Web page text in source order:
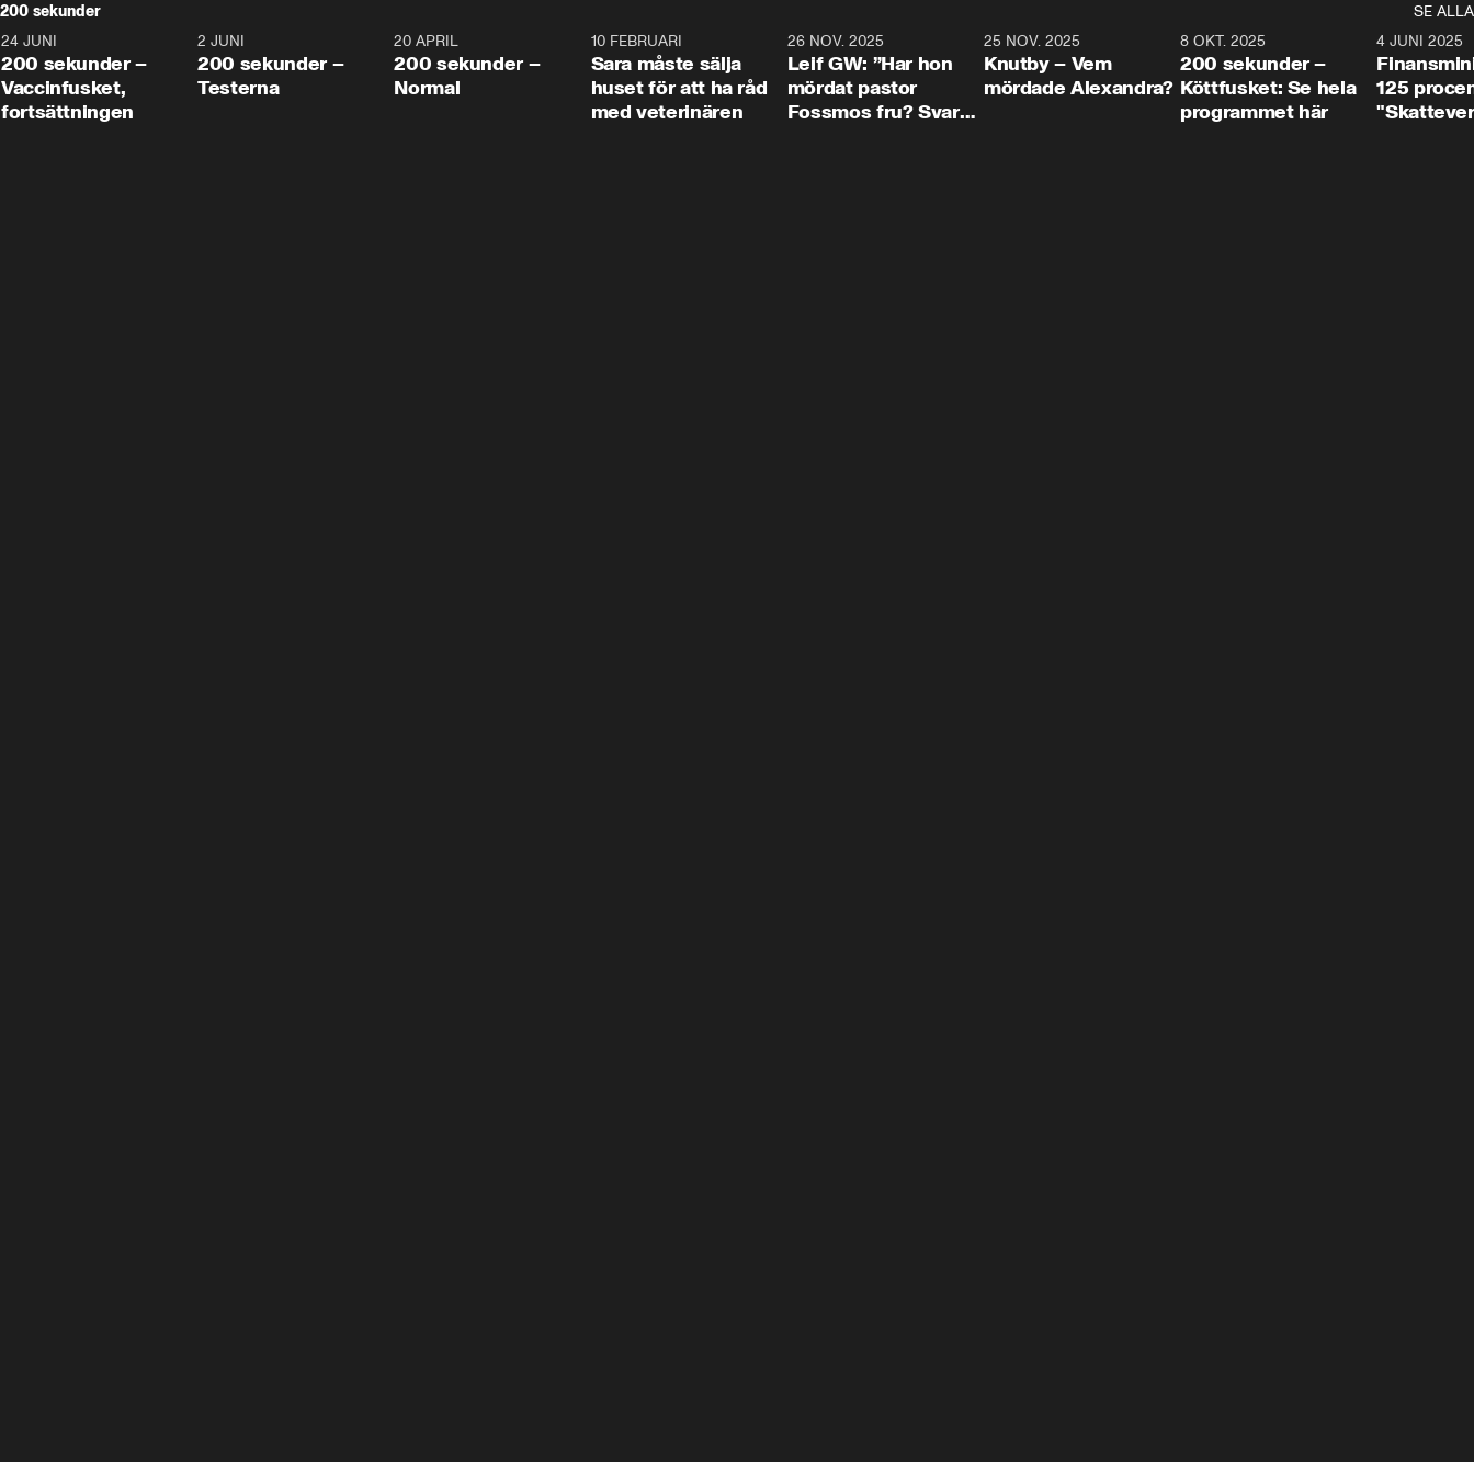
200 sekunder
SE ALLA
5:00
24 JUNI
200 sekunder –
Vaccinfusket,
fortsättningen
4:23
2 JUNI
200 sekunder –
Testerna
20 APRIL
200 sekunder –
Normal
10 FEBRUARI
Sara måste sälja
huset för att ha råd
med veterinären
26 NOV. 2025
Leif GW: ”Har hon
mördat pastor
Fossmos fru? Svar
31:05
25 NOV. 2025
Knutby – Vem
mördade Alexandra?
4:29
8 OKT. 2025
200 sekunder –
Köttfusket: Se hela
programmet här
4 JUNI 2025
125